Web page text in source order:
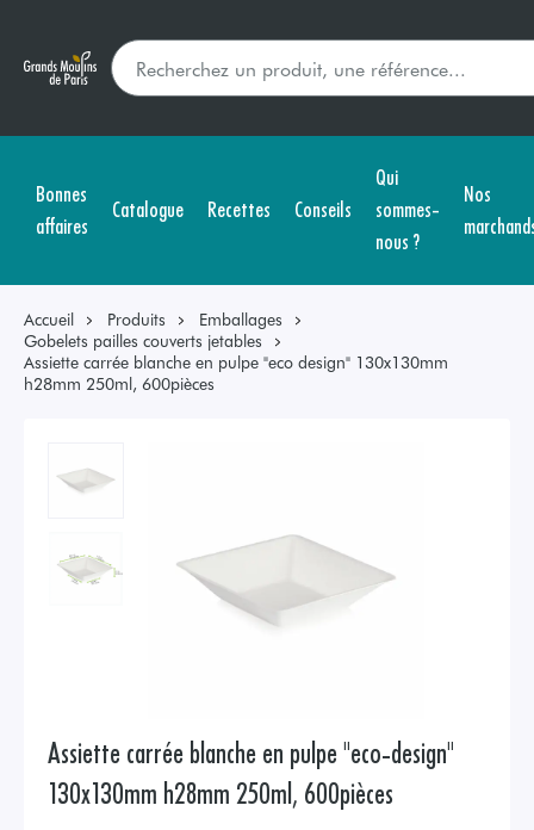
Bonnes
affaires
Catalogue Recettes Conseils
Qui
sommes-
nous ?
Nos
Accueil Produits
Emballages
Gobelets pailles couverts jetables
Assiette carrée blanche en pulpe "eco design" 130x130mm
h28mm 250ml, 600pièces
Assiette carrée blanche en pulpe "eco-design"
130x130mm h28mm 250ml, 600pièces